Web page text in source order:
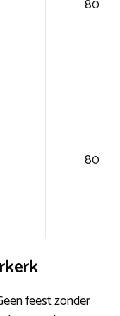
80+
80+
feest zonder